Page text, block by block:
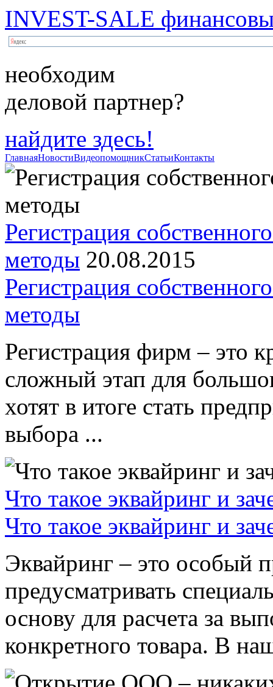
INVEST-SALE
необходим
деловой партнер?
найдите здесь!
ГлавнаяНовостиВидеопомощникСтатьиКонтакты
Регистрация
методы 20.08.2015
Регистрация
методы
Регистрация фирм – это
сложный этап для
хотят в итоге стать
выбора ...
Что такое эквайринг и
Что такое эквайринг и
Эквайринг – это особый
предусматривать
основу для расчета за
конкретного товара. В